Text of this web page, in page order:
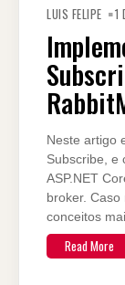
LUIS FELIPE 1
Neste artigo
Subscribe, e
ASP.NET
broker.
conceitos
Read More